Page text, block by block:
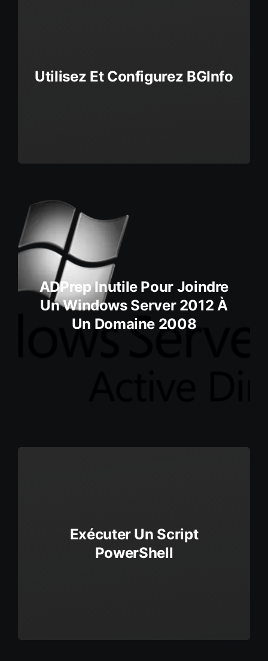
Utilisez Et Configurez BGInfo
ADPrep Inutile Pour Joindre
Un Windows Server 2012 À
Un Domaine 2008
Exécuter Un Script
PowerShell